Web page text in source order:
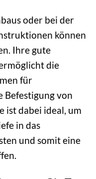
oder bei der
können
Ihre gute
die
für
Befestigung von
ist dabei ideal, um
in das
und somit eine